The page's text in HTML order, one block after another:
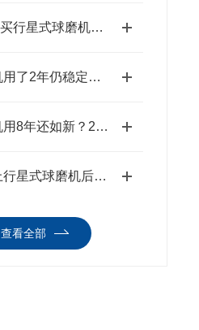
预算6k-1.4万买行星式球磨机，选专业款够用吗？
行星式球磨机用了2年仍稳定？2026年实验室实测数据公开
行星式球磨机用8年还如新？2026年保养秘诀公开
某药检院用上行星式球磨机后，前处理效率提2倍
查看全部